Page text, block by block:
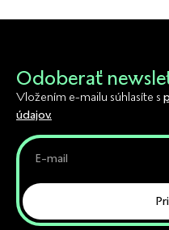
Odoberať
Vložením e-mailu súhlasíte s
údajov.